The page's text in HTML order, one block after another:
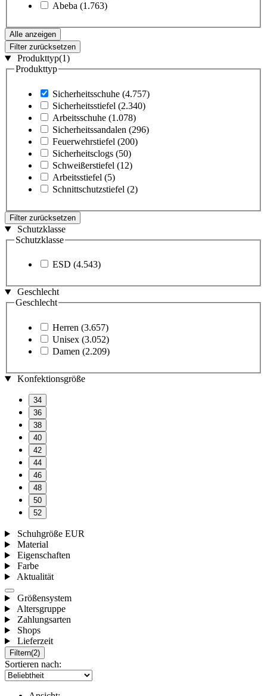
Abeba (1.763)
Alle anzeigen
Filter zurücksetzen
Produkttyp(1)
Produkttyp
Sicherheitsschuhe (4.757)
Sicherheitsstiefel (2.340)
Arbeitsschuhe (1.078)
Sicherheitssandalen (296)
Feuerwehrstiefel (200)
Sicherheitsclogs (50)
Schweißerstiefel (12)
Arbeitsstiefel (5)
Schnittschutzstiefel (2)
Filter zurücksetzen
Schutzklasse
Schutzklasse
ESD (4.543)
Geschlecht
Geschlecht
Herren (3.657)
Unisex (3.052)
Damen (2.209)
Konfektionsgröße
34
36
38
40
42
44
46
48
50
52
Schuhgröße EUR
Material
Eigenschaften
Farbe
Aktualität
Größensystem
Altersgruppe
Zahlungsarten
Shops
Lieferzeit
Filtern(2)
Sortieren nach: